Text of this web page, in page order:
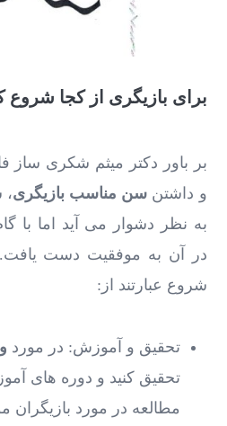
برای بازیگری از کجا شروع
بر باور دکتر میثم شکری
و داشتن سن مناسب بازیگری،
به نظر دشوار می آید اما با
در آن به موفقیت دست یافت.
شروع عبارتند از:
تحقیق و آموزش: در مورد
تحقیق کنید و دوره ‌های
مطالعه در مورد بازیگران